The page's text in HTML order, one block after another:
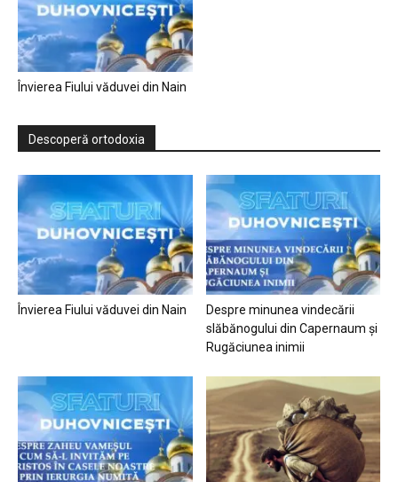
Învierea Fiului văduvei din Nain
Descoperă ortodoxia
Învierea Fiului văduvei din Nain
Despre minunea vindecării
slăbănogului din Capernaum și
Rugăciunea inimii